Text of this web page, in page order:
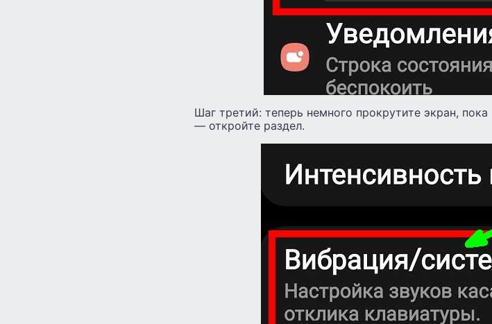
Шаг третий: теперь немного прокрутите экран,
— откройте раздел.